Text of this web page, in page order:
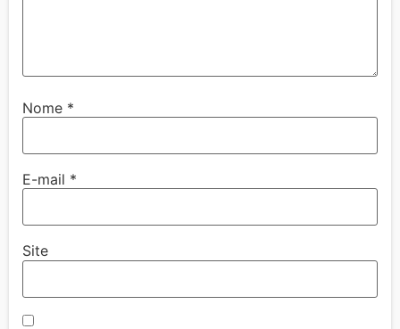
Nome *
E-mail *
Site